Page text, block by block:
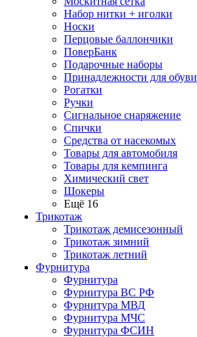
Набор нитки + иголки
Носки
Перцовые баллончики
ПоверБанк
Подарочные наборы
Принадлежности для обуви
Рогатки
Ручки
Сигнальное снаряжение
Спички
Средства от насекомых
Товары для автомобиля
Товары для кемпинга
Химический свет
Шокеры
Ещё 16
Трикотаж
Трикотаж демисезонный
Трикотаж зимний
Трикотаж летний
Фурнитура
Фурнитура
Фурнитура ВС РФ
Фурнитура МВД
Фурнитура МЧС
Фурнитура ФСИН